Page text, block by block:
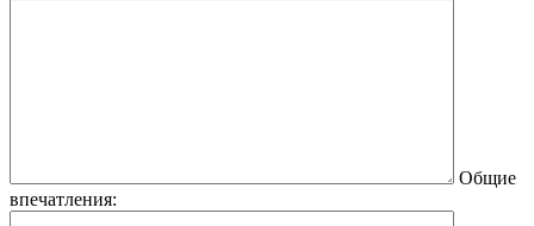
Общие
впечатления: